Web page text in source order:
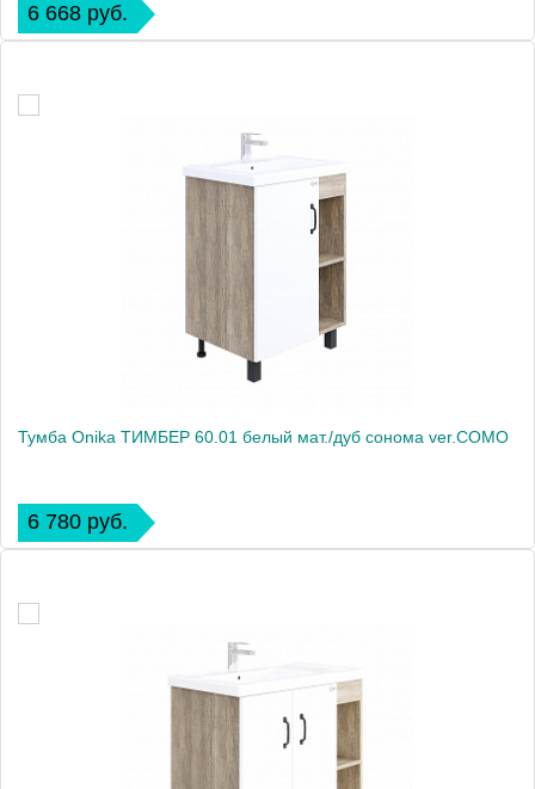
6 668 руб.
Тумба Onika ТИМБЕР 60.01 белый мат./дуб сонома ver.COMO
6 780 руб.